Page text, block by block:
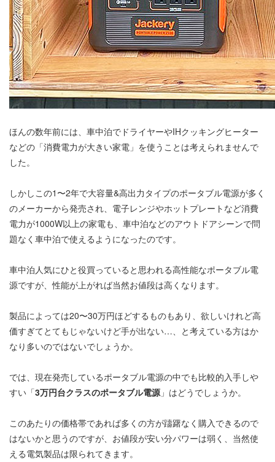
ほんの数年前には、車中泊でドライヤーやIHクッキングヒーター
などの「消費電力が大きい家電」を使うことは考えられませんで
した。
しかしこの1〜2年で大容量&高出力タイプのポータブル電源が多く
のメーカーから発売され、電子レンジやホットプレートなど消費
電力が1000W以上の家電も、車中泊などのアウトドアシーンで問
題なく車中泊で使えるようになったのです。
車中泊人気にひと役買っていると思われる高性能なポータブル電
源ですが、性能が上がれば当然お値段は高くなります。
製品によっては20〜30万円ほどするものもあり、欲しいけれど高
価すぎてとてもじゃないけど手が出ない…、と考えている方はか
なり多いのではないでしょうか。
では、現在発売しているポータブル電源の中でも比較的入手しや
すい「3万円台クラスのポータブル電源」はどうでしょうか。
このあたりの価格帯であれば多くの方が躊躇なく購入できるので
はないかと思うのですが、お値段が安い分パワーは弱く、当然使
える電気製品は限られてきます。